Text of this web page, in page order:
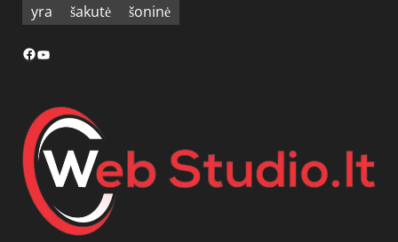
yra
šakutė šoninė
Facebook
YouTube